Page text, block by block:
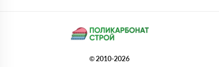
© 2010-2026